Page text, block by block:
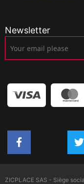
Newsletter
ZICPLACE SAS - Siège